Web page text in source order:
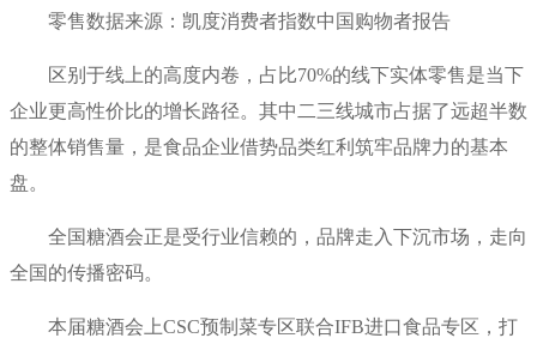
零售数据来源：凯度消费者指数中国购物者报告
区别于线上的高度内卷，占比70%的线下实体零售是当下
企业更高性价比的增长路径。其中二三线城市占据了远超半数
的整体销售量，是食品企业借势品类红利筑牢品牌力的基本
盘。
全国糖酒会正是受行业信赖的，品牌走入下沉市场，走向
全国的传播密码。
本届糖酒会上CSC预制菜专区联合IFB进口食品专区，打